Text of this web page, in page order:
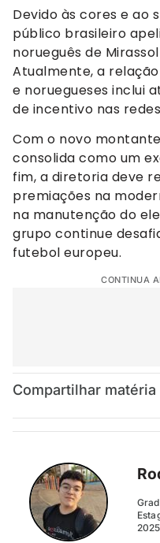
Devido às cores e ao
público brasileiro
norueguês de
Atualmente, a
e noruegueses inclui
de incentivo nas
Com o novo
consolida como um
fim, a diretoria deve
premiações na
na manutenção do
grupo continue
futebol europeu.
CONTINUA
Compartilhar matéria